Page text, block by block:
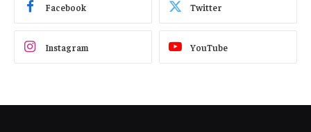
Facebook Twitter
Instagram YouTube